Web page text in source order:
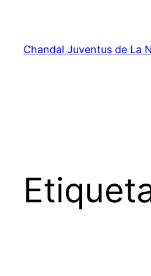
contenido
Chandal Juventus de La